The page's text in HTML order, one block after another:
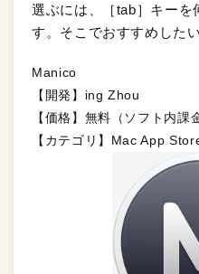
選ぶには、［tab］キーを
す。そこでおすすめした
Manico
【開発】ing Zhou
【価格】無料（ソフト内課
【カテゴリ】Mac App